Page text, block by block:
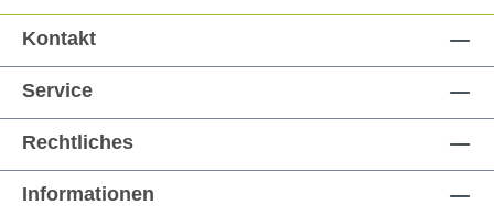
Kontakt
Service
Rechtliches
Informationen